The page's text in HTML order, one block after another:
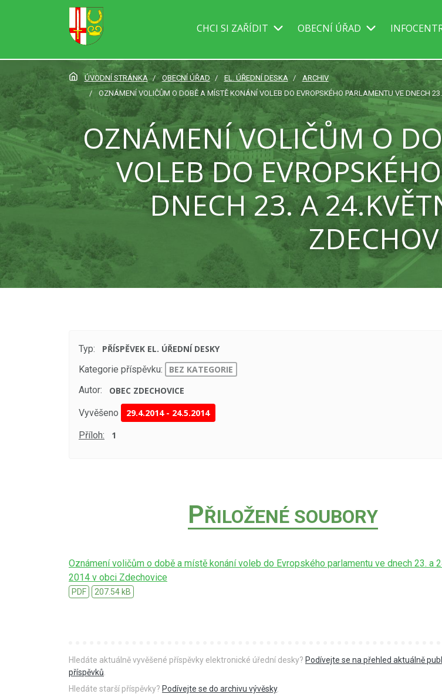
CHCI SI ZAŘÍDIT OBECNÍ ÚŘAD
ÚVODNÍ STRÁNKA OBECNÍ ÚŘAD EL. ÚŘEDNÍ DESKA
ARCHIV
OZNÁMENÍ VOLIČŮM O DOBĚ A MÍSTĚ KONÁNÍ VOLEB DO EVROPSKÉHO PARLAMENTU VE DNECH
OZNÁMENÍ VOLIČŮM O
VOLEB DO
DNECH 23. A
Typ:
PŘÍSPĚVEK EL. ÚŘEDNÍ DESKY
Kategorie příspěvku:
BEZ KATEGORIE
Autor:
OBEC ZDECHOVICE
Vyvěšeno 29.4.2014- 24.5.2014
Příloh: 1
PŘILOŽENÉ SOUBORY
Oznámení voličům o době a místě konání voleb do Evropského parlamentu ve dnech 23. a
2014 v obci Zdechovice
PDF 207.54 kB
Hledáte aktuálně vyvěšené příspěvky elektronické úřední desky? Podívejte se na přehled aktuálně
příspěvků
Hledáte starší příspěvky? Podívejte se do archivu vývěsky.